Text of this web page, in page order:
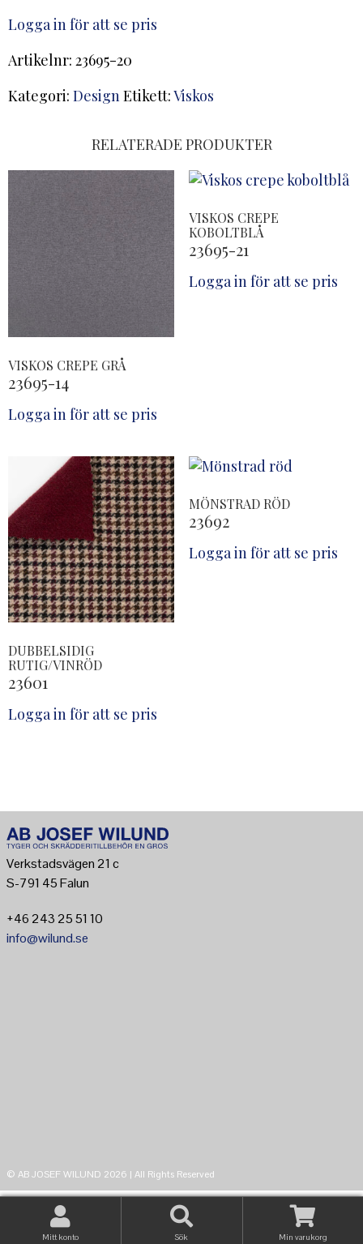
Logga in för att se pris
Artikelnr: 23695-20
Kategori: DesignEtikett:Viskos
RELATERADE PRODUKTER
VISKOS CREPE GRÅ
23695-14
Logga in för att se pris
VISKOS CREPE
KOBOLTBLÅ
23695-21
Logga in för att se pris
DUBBELSIDIG
RUTIG/VINRÖD
23601
Logga in för att se pris
MÖNSTRAD RÖD
23692
Logga in för att se pris
Verkstadsvägen 21 c
S-791 45 Falun
+46 243 25 51 10
info@wilund.se
© AB JOSEF WILUND 2026 | All Rights Reserved
Mitt konto Sök Min varukorg